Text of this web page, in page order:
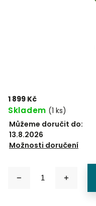
1 899 Kč
Skladem (1 ks)
Můžeme doručit do:
13.8.2026
Možnosti doručení